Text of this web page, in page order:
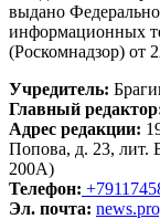
выдано
информационных
(Роскомнадзор) от
Учредитель:
Главный
Адрес редакции:
Попова, д. 23, лит.
200А)
Телефон:
Эл. почта: